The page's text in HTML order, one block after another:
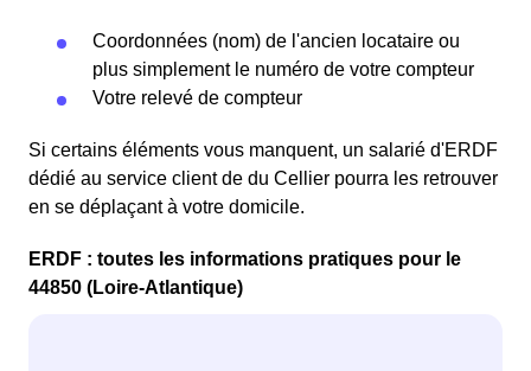
Coordonnées (nom) de l'ancien locataire ou
plus simplement le numéro de votre compteur
Votre relevé de compteur
Si certains éléments vous manquent, un salarié d'ERDF
dédié au service client de du Cellier pourra les retrouver
en se déplaçant à votre domicile.
ERDF : toutes les informations pratiques pour le
44850 (Loire-Atlantique)